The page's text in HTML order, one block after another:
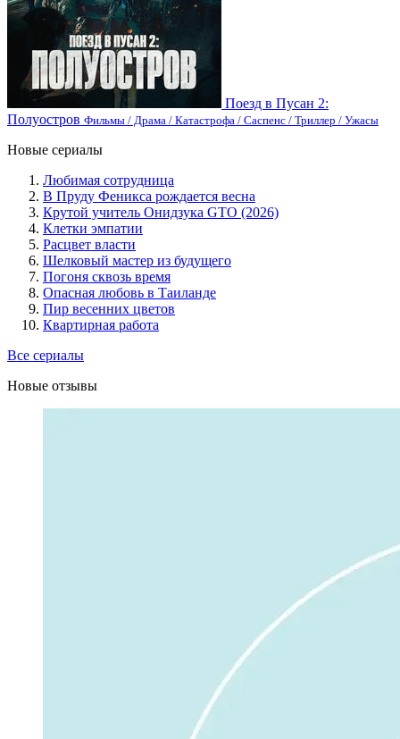
Поезд в Пусан 2:
Полуостров Фильмы / Драма / Катастрофа / Саспенс / Триллер / Ужасы
Новые сериалы
Любимая сотрудница
В Пруду Феникса рождается весна
Крутой учитель Онидзука GTO (2026)
Клетки эмпатии
Расцвет власти
Шелковый мастер из будущего
Погоня сквозь время
Опасная любовь в Таиланде
Пир весенних цветов
Квартирная работа
Все сериалы
Новые отзывы